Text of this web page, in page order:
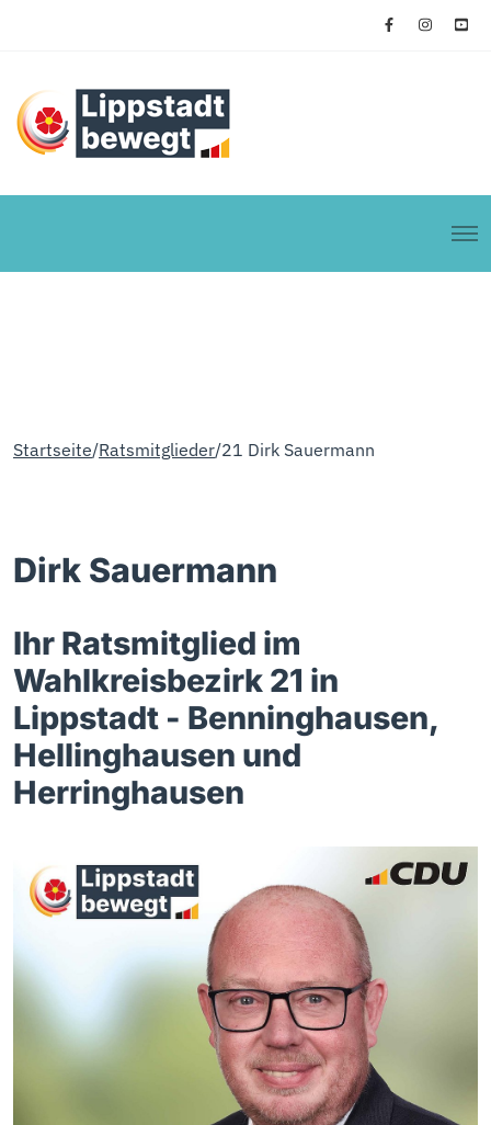
Startseite Ratsmitglieder 21 Dirk Sauermann
Dirk Sauermann
Ihr Ratsmitglied im
Wahlkreisbezirk 21 in
Lippstadt - Benninghausen,
Hellinghausen und
Herringhausen